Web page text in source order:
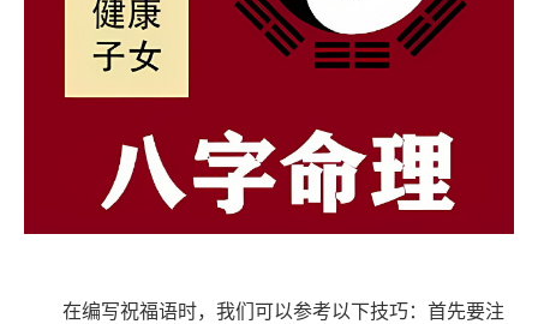
在编写祝福语时，我们可以参考以下技巧：首先要注